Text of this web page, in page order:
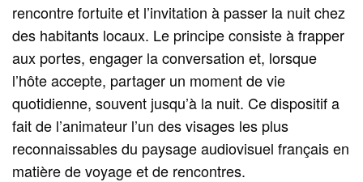
rencontre fortuite et l’invitation à passer la nuit chez
des habitants locaux. Le principe consiste à frapper
aux portes, engager la conversation et, lorsque
l’hôte accepte, partager un moment de vie
quotidienne, souvent jusqu’à la nuit. Ce dispositif a
fait de l’animateur l’un des visages les plus
reconnaissables du paysage audiovisuel français en
matière de voyage et de rencontres.